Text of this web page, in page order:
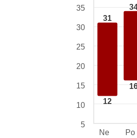
31
12
35
30
25
20
15
10
5
Ne
Po